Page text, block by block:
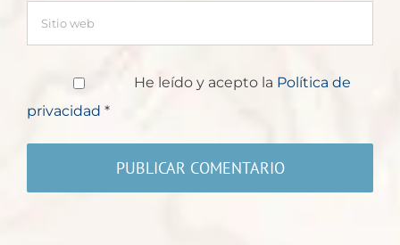
He leído y acepto la Política de
privacidad *